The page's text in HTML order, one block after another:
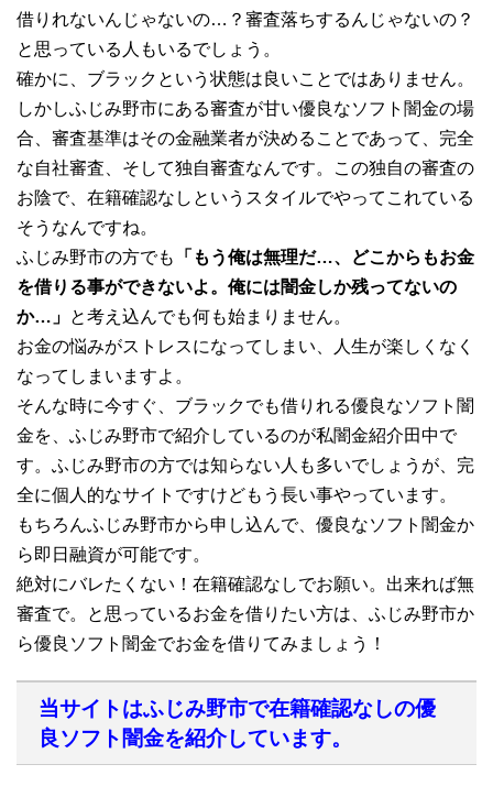
借りれないんじゃないの…？審査落ちするんじゃないの？
と思っている人もいるでしょう。
確かに、ブラックという状態は良いことではありません。
しかしふじみ野市にある審査が甘い優良なソフト闇金の場
合、審査基準はその金融業者が決めることであって、完全
な自社審査、そして独自審査なんです。この独自の審査の
お陰で、在籍確認なしというスタイルでやってこれている
そうなんですね。
ふじみ野市の方でも
「もう俺は無理だ…、どこからもお金
を借りる事ができないよ。俺には闇金しか残ってないの
か…」 と考え込んでも何も始まりません。
お金の悩みがストレスになってしまい、人生が楽しくなく
なってしまいますよ。
そんな時に今すぐ、ブラックでも借りれる優良なソフト闇
金を、ふじみ野市で紹介しているのが私闇金紹介田中で
す。ふじみ野市の方では知らない人も多いでしょうが、完
全に個人的なサイトですけどもう長い事やっています。
もちろんふじみ野市から申し込んで、優良なソフト闇金か
ら即日融資が可能です。
絶対にバレたくない！在籍確認なしでお願い。出来れば無
審査で。と思っているお金を借りたい方は、ふじみ野市か
ら優良ソフト闇金でお金を借りてみましょう！
当サイトはふじみ野市で在籍確認なしの優
良ソフト闇金を紹介しています。